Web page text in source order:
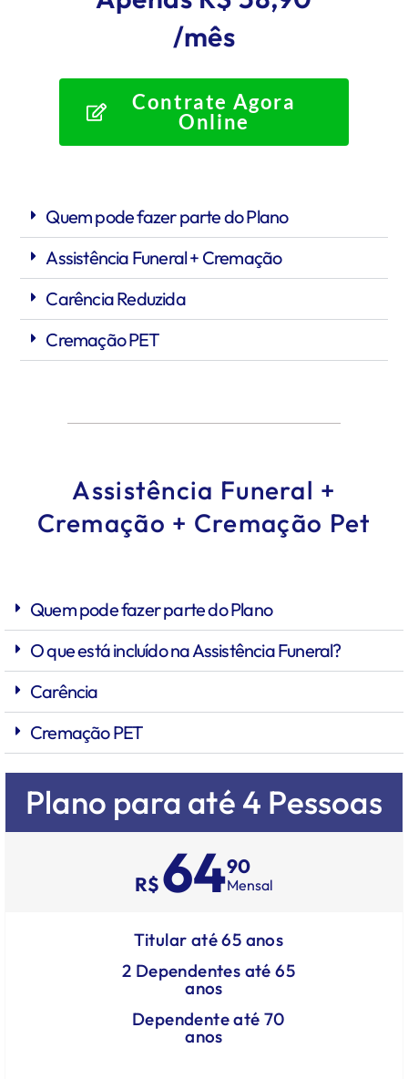
/mês
Contrate Agora
Online
Quem pode fazer parte do Plano
Assistência Funeral + Cremação
Carência Reduzida
Cremação PET
Assistência Funeral +
Cremação + Cremação Pet
Quem pode fazer parte do Plano
O que está incluído na Assistência Funeral?
Carência
Cremação PET
Plano para até 4 Pessoas
R$6490
Mensal
Titular até 65 anos
2 Dependentes até 65
anos
Dependente até 70
anos